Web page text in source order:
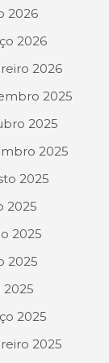
2026
2026
2026
2025
2025
2025
2025
2025
2025
2025
2025
2025
2025